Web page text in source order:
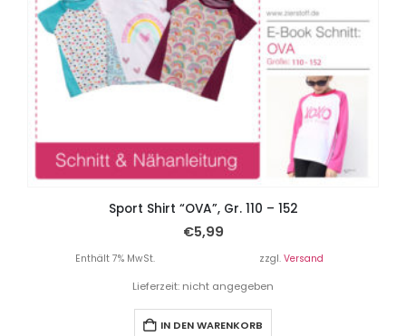
Sport Shirt “OVA”, Gr. 110 – 152
€5,99
Enthält 7% MwSt. zzgl. Versand
Lieferzeit: nicht angegeben
IN DEN WARENKORB